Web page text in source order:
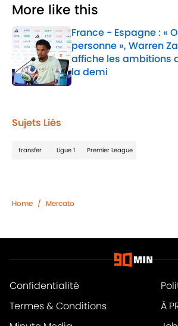
More like this
France - Espagne : «
personne », Warren
affiche les ambitions
la demi
Published by on Invalid
Sujets Liés
transfer Ligue 1 Premier League
Home / Mercato
Confidentialité
Termes & Conditions
À